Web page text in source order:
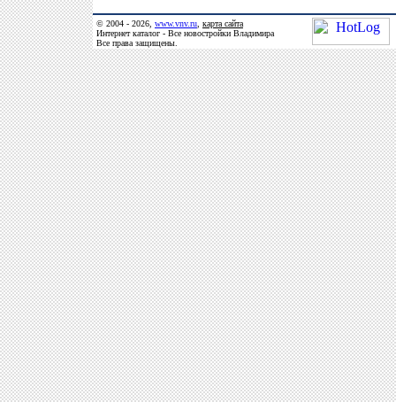
© 2004 - 2026, www.vnv.ru карта сайта
Интернет каталог - Все новостройки Владимира
Все права защищены.